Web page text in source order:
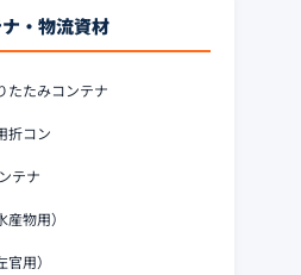
・物流資材
たたみコンテナ
折コン
テナ
産物用）
用）